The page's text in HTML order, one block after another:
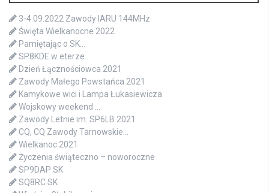
3-4.09.2022 Zawody IARU 144MHz
Święta Wielkanocne 2022
Pamiętając o SK…
SP8KDE w eterze…
Dzień Łącznościowca 2021
Zawody Małego Powstańca 2021
Kamykowe wici i Lampa Łukasiewicza
Wojskowy weekend …
Zawody Letnie im. SP6LB 2021
CQ, CQ Zawody Tarnowskie…
Wielkanoc 2021
Życzenia świąteczno – noworoczne
SP9DAP SK
SQ8RC SK